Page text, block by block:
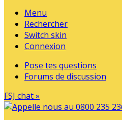
Menu
Rechercher
Switch skin
Connexion
Pose tes questions
Forums de discussion
FSJ chat »